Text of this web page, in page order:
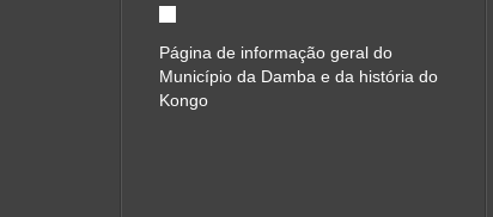
Página de informação geral do
Município da Damba e da história do
Kongo